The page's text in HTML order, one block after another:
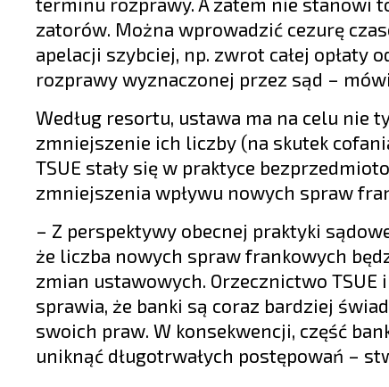
zatorów. Można wprowadzić cezurę
apelacji szybciej, np. zwrot całej opłaty
rozprawy wyznaczonej przez sąd –
Według resortu, ustawa ma na celu nie
zmniejszenie ich liczby (na skutek
TSUE stały się w praktyce
zmniejszenia wpływu nowych spraw
– Z perspektywy obecnej praktyki
że liczba nowych spraw frankowych
zmian ustawowych. Orzecznictwo
sprawia, że banki są coraz bardziej
swoich praw. W konsekwencji, część
uniknąć długotrwałych postępowań –